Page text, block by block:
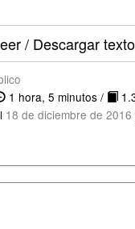
/ Descargar texto
1 hora, 5 minutos /
18 de diciembre de 2016